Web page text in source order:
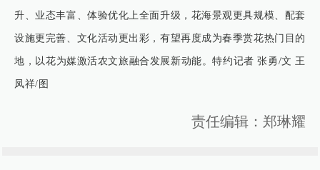
升、业态丰富、体验优化上全面升级，花海景观更具规模、配套
设施更完善、文化活动更出彩，有望再度成为春季赏花热门目的
地，以花为媒激活农文旅融合发展新动能。特约记者 张勇/文 王
凤祥/图
责任编辑：郑琳耀